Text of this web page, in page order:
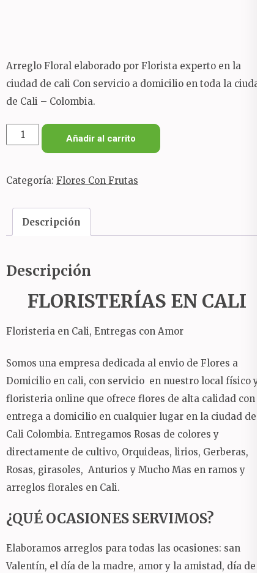
Arreglo Floral elaborado por Florista experto en la
ciudad de cali Con servicio a domicilio en toda la ciudad
de Cali – Colombia.
Arreglo
con
rosas
y
cantidad
Añadir al carrito
Categoría: Flores Con Frutas
Descripción
Descripción
FLORISTERÍAS EN CALI
Floristeria en Cali, Entregas con Amor
Somos una empresa dedicada al envio de Flores a
Domicilio en cali, con servicio en nuestro local físico y
floristeria online que ofrece flores de alta calidad con
entrega a domicilio en cualquier lugar en la ciudad de
Cali Colombia. Entregamos Rosas de colores y
directamente de cultivo, Orquideas, lirios, Gerberas,
Rosas, girasoles, Anturios y Mucho Mas en ramos y
arreglos florales en Cali.
¿QUÉ OCASIONES SERVIMOS?
Elaboramos arreglos para todas las ocasiones: san
Valentín, el día de la madre, amor y la amistad, día de la